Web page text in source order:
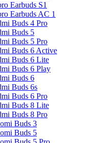
Earbuds S1
Earbuds AC 1
Buds 4 Pro
Buds 5
Buds 5 Pro
Buds 6 Active
Buds 6 Lite
Buds 6 Play
Buds 6
Buds 6s
Buds 6 Pro
Buds 8 Lite
Buds 8 Pro
Buds 3
Buds 5